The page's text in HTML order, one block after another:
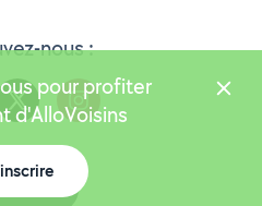
nous :
25.5.3
pour profiter
d'AlloVoisins